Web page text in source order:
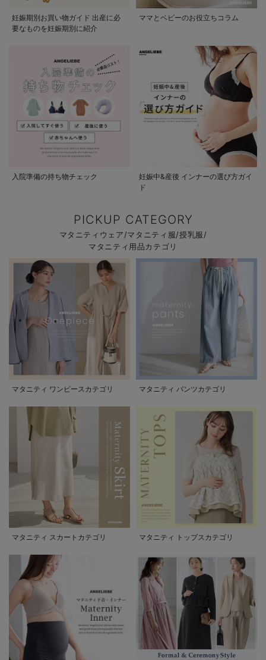
妊娠期別お買い物ガイド 出産に必
要なものを妊娠期別に紹介
ママとベビーのお役立ちコラム
入院準備の持ち物チェック
妊娠中&産後 インナーの選び方ガイ
ド
PICKUP CATEGORY
マタニティウェア/マタニティ服/授乳服/
マタニティ用品カテゴリ
マタニティ ワンピースカテゴリ マタニティ パンツカテゴリ
マタニティ スカートカテゴリ マタニティ トップスカテゴリ